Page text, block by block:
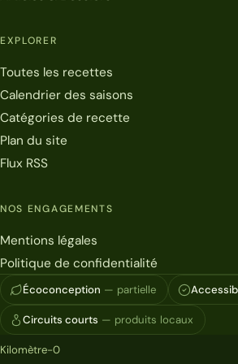
EXPLORER
Toutes les recettes
Calendrier des saisons
Catégories de recette
Plan du site
Flux RSS
NOS ENGAGEMENTS
Mentions légales
Politique de confidentialité
Écoconception — partielle
Circuits courts — produits locaux
Kilomètre-0